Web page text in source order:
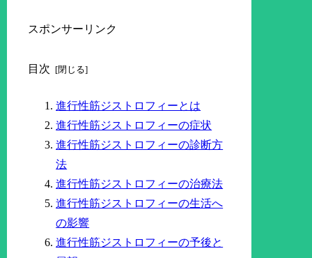
スポンサーリンク
目次
進行性筋ジストロフィーとは
進行性筋ジストロフィーの症状
進行性筋ジストロフィーの診断方
法
進行性筋ジストロフィーの治療法
進行性筋ジストロフィーの生活へ
の影響
進行性筋ジストロフィーの予後と